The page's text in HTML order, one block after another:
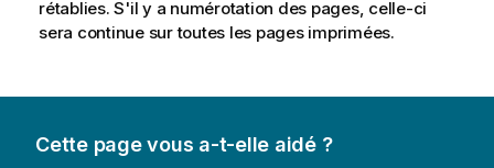
rétablies. S'il y a numérotation des pages, celle-ci
sera continue sur toutes les pages imprimées.
Cette page vous a-t-elle aidé ?